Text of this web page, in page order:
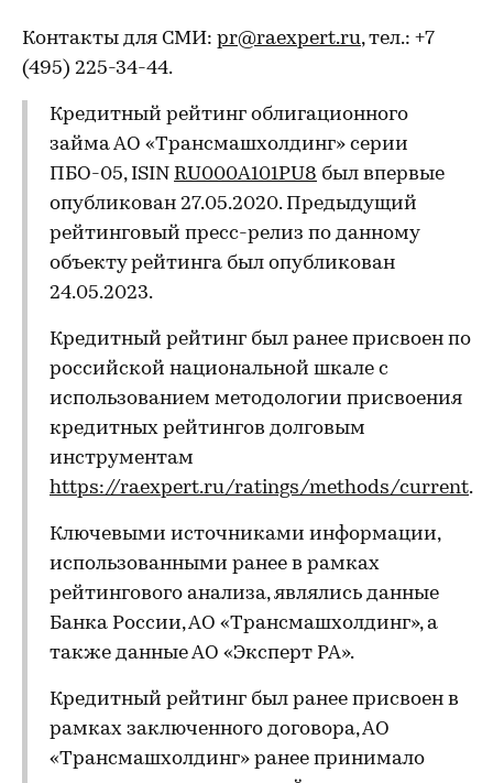
Контакты для СМИ: pr@raexpert.ru, тел.: +7
(495) 225-34-44.
Кредитный рейтинг облигационного
займа АО «Трансмашхолдинг» серии
ПБО-05, ISIN RU000A101PU8 был впервые
опубликован 27.05.2020. Предыдущий
рейтинговый пресс-релиз по данному
объекту рейтинга был опубликован
24.05.2023.
Кредитный рейтинг был ранее присвоен по
российской национальной шкале с
использованием методологии присвоения
кредитных рейтингов долговым
инструментам
https://raexpert.ru/ratings/methods/current.
Ключевыми источниками информации,
использованными ранее в рамках
рейтингового анализа, являлись данные
Банка России, АО «Трансмашхолдинг», а
также данные АО «Эксперт РА».
Кредитный рейтинг был ранее присвоен в
рамках заключенного договора, АО
«Трансмашхолдинг» ранее принимало